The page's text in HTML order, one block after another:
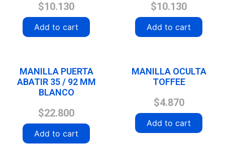
$10.130
Add to cart
$10.130
Add to cart
MANILLA PUERTA
ABATIR 35 / 92 MM
BLANCO
$22.800
Add to cart
MANILLA OCULTA
TOFFEE
$4.870
Add to cart